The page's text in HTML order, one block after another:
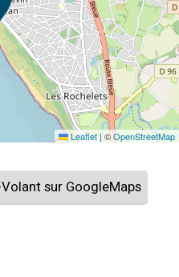
Leaflet | ©OpenStreetMap
sur GoogleMaps